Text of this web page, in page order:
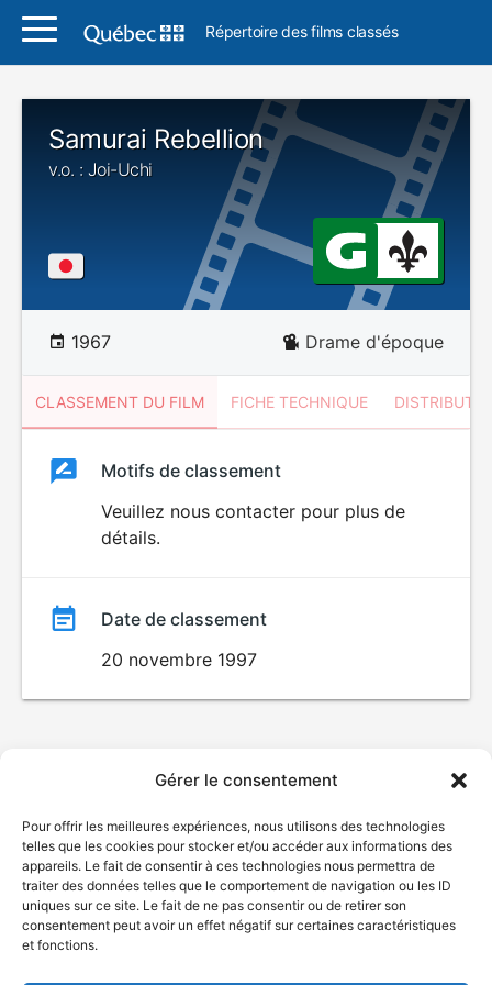
Gérer le consentement
Pour offrir les meilleures expériences, nous utilisons des technologies
telles que les cookies pour stocker et/ou accéder aux informations des
appareils. Le fait de consentir à ces technologies nous permettra de
traiter des données telles que le comportement de navigation ou les ID
uniques sur ce site. Le fait de ne pas consentir ou de retirer son
consentement peut avoir un effet négatif sur certaines caractéristiques
et fonctions.
Répertoire des films classés
Samurai Rebellion
v.o. : Joi-Uchi
1967 Drame d'époque
CLASSEMENT DU FILM FICHE TECHNIQUE
ClassementClassement
Motifs de classement
Veuillez nous contacter pour plus de
détails.
Date de classement
20 novembre 1997